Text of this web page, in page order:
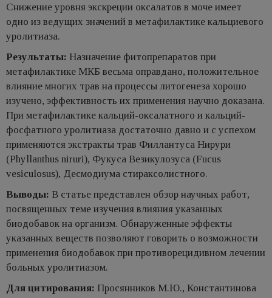
Снижение уровня экскреции оксалатов в моче имеет
одно из ведущих значений в метафилактике кальциевого
уролитиаза.
Результаты: Назначение фитопрепаратов при
метафилактике МКБ весьма оправдано, положительное
влияние многих трав на процессы литогенеза хорошо
изучено, эффективность их применения научно доказана.
При метафилактике кальций-оксалатного и кальций-
фосфатного уролитиаза достаточно давно и с успехом
применяются экстракты трав Филлантуса Нирури
(Phyllanthus niruri), Фукуса Везикулозуса (Fucus
vesiculosus), Десмодиума стираксолистного.
Выводы: В статье представлен обзор научных работ,
посвященных теме изучения влияния указанных
биодобавок на организм. Обнаруженные эффекты
указанных веществ позволяют говорить о возможности
применения биодобавок при противорецидивном лечении
больных уролитиазом.
Для цитирования: Просянников М.Ю., Константинова